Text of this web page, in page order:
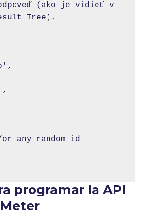
(ako je vidieť v
Tree).
any random id
programar la API